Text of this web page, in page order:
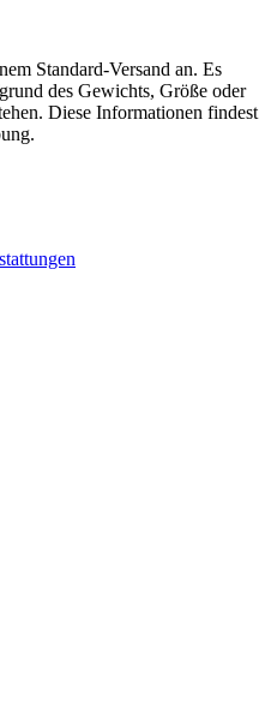
Standard-Versand an. Es
des Gewichts, Größe oder
Diese Informationen findest